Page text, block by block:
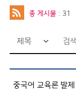
커뮤니티
X
총 게시물 : 31
검
색
어
입
중국어 교육론 발